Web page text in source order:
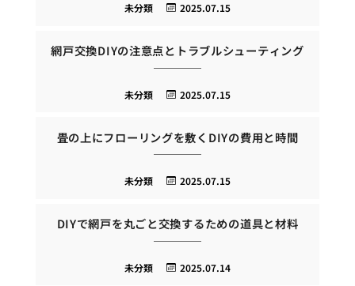
2025.07.15
未分類
網戸交換DIYの注意点とトラブルシューティング
2025.07.15
未分類
畳の上にフローリングを敷くDIYの費用と時間
2025.07.15
未分類
DIYで網戸を丸ごと交換するための道具と材料
2025.07.14
未分類